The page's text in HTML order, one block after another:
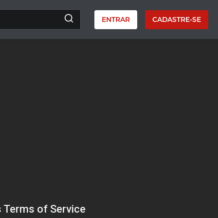
ENTRAR CADASTRE-SE